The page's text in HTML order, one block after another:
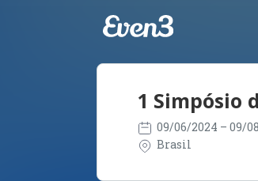
1 Simpósio
09/06/2024 – 09/
Brasil